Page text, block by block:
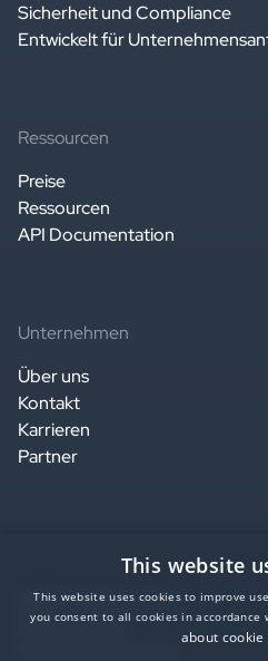
Sicherheit und Compliance
Entwickelt für
Ressourcen
Preise
Ressourcen
API Documentation
Unternehmen
Über uns
Kontakt
Karrieren
Partner
Website terms of use
Privacy notice
This website
This website uses cookies to improve
you consent to all cookies in accordance
about cookie